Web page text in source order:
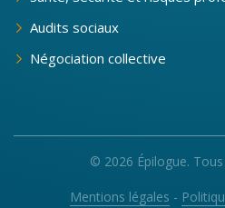
Audits sociaux
Négociation collective
© 2026 Épilogue.
Mentions légales -